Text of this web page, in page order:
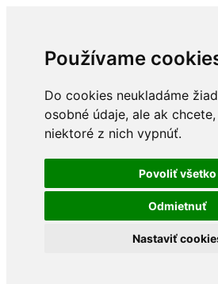
Používame
Do cookies neukladáme
osobné údaje, ale ak
niektoré z nich vypnúť.
Povoliť všetko
Odmietnuť
Nastaviť